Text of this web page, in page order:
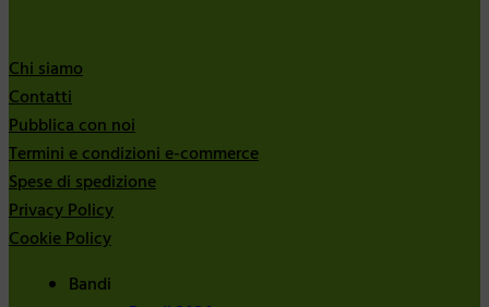
Chi siamo
Contatti
Pubblica con noi
Termini e condizioni e-commerce
Spese di spedizione
Privacy Policy
Cookie Policy
Bandi